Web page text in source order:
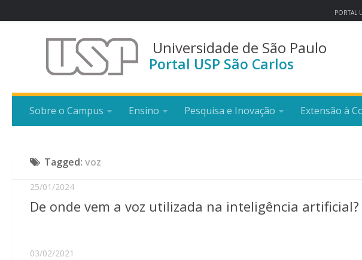
PORTAL
Universidade de São Paulo
Portal USP São Carlos
Sobre o Campus Ensino Pesquisa e Inovação Extensão à
Tagged: voz
25/01/2024
De onde vem a voz utilizada na inteligência artificial?
03/02/2021